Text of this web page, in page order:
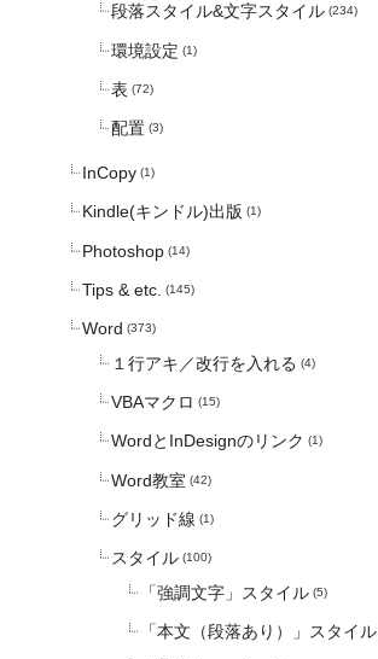
段落スタイル&文字スタイル (234)
環境設定 (1)
表 (72)
配置 (3)
InCopy (1)
Kindle(キンドル)出版 (1)
Photoshop (14)
Tips & etc. (145)
Word (373)
１行アキ／改行を入れる (4)
VBAマクロ (15)
WordとInDesignのリンク (1)
Word教室 (42)
グリッド線 (1)
スタイル (100)
「強調文字」スタイル (5)
「本文（段落あり）」スタイル